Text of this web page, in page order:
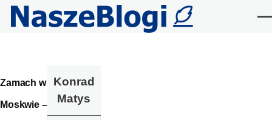
Przejdź do treści
Zamach w
Moskwie –
Konrad
Matys